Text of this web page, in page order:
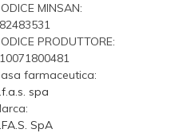
MINSAN:
PRODUTTORE:
farmaceutica:
spa
SpA